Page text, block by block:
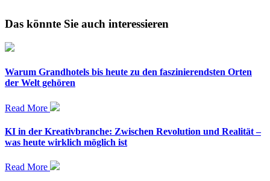
Das könnte Sie auch interessieren
Warum Grandhotels bis heute zu den faszinierendsten Orten
der Welt gehören
Read More
KI in der Kreativbranche: Zwischen Revolution und Realität –
was heute wirklich möglich ist
Read More